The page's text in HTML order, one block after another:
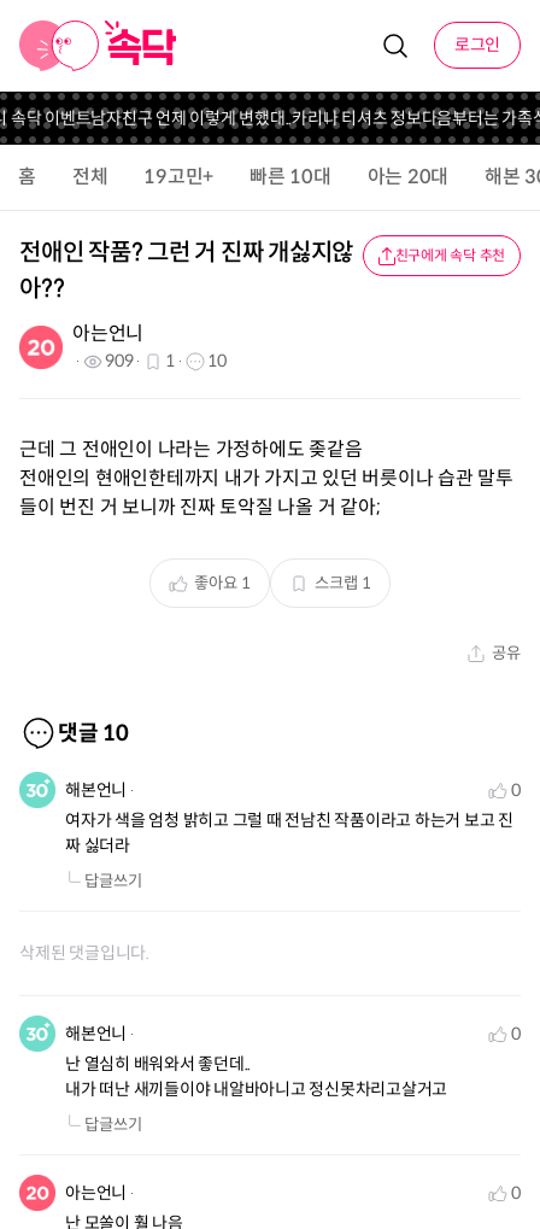
로그인
닥 이벤트남자친구 언제 이렇게 변했대.. 카리나 티셔츠 정보다음부터는 가족
홈 전체 19고민+ 빠른 10대 아는 20대 해본
전애인 작품? 그런 거 진짜 개싫지않
아??
친구에게 속닥 추천
아는언니
909 1 10
근데 그 전애인이 나라는 가정하에도 좆같음
전애인의 현애인한테까지 내가 가지고 있던 버릇이나 습관 말투
들이 번진 거 보니까 진짜 토악질 나올 거 같아;
좋아요 1 스크랩 1
공유
댓글 10
해본언니
0
여자가 색을 엄청 밝히고 그럴 때 전남친 작품이라고 하는거 보고 진
짜 싫더라
답글쓰기
삭제된 댓글입니다.
해본언니
0
난 열심히 배워와서 좋던데..
내가 떠난 새끼들이야 내알바아니고 정신못차리고살거고
답글쓰기
아는언니
0
난 모쏠이 훨 나음